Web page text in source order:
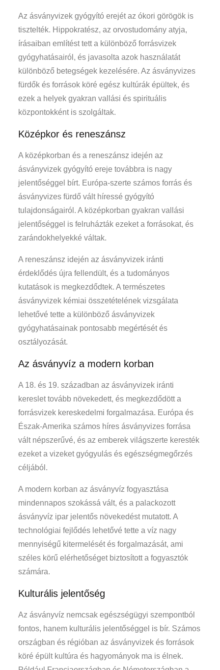
Az ásványvizek gyógyító erejét az ókori görögök is
tisztelték. Hippokratész, az orvostudomány atyja,
írásaiban említést tett a különböző forrásvizek
gyógyhatásairól, és javasolta azok használatát
különböző betegségek kezelésére. Az ásványvizes
fürdők és források köré egész kultúrák épültek, és
ezek a helyek gyakran vallási és spirituális
központokként is szolgáltak.
Középkor és reneszánsz
A középkorban és a reneszánsz idején az
ásványvizek gyógyító ereje továbbra is nagy
jelentőséggel bírt. Európa-szerte számos forrás és
ásványvizes fürdő vált híressé gyógyító
tulajdonságairól. A középkorban gyakran vallási
jelentőséggel is felruházták ezeket a forrásokat, és
zarándokhelyekké váltak.
A reneszánsz idején az ásványvizek iránti
érdeklődés újra fellendült, és a tudományos
kutatások is megkezdődtek. A természetes
ásványvizek kémiai összetételének vizsgálata
lehetővé tette a különböző ásványvizek
gyógyhatásainak pontosabb megértését és
osztályozását.
Az ásványvíz a modern korban
A 18. és 19. században az ásványvizek iránti
kereslet tovább növekedett, és megkezdődött a
forrásvizek kereskedelmi forgalmazása. Európa és
Észak-Amerika számos híres ásványvizes forrása
vált népszerűvé, és az emberek világszerte keresték
ezeket a vizeket gyógyulás és egészségmegőrzés
céljából.
A modern korban az ásványvíz fogyasztása
mindennapos szokássá vált, és a palackozott
ásványvíz ipar jelentős növekedést mutatott. A
technológiai fejlődés lehetővé tette a víz nagy
mennyiségű kitermelését és forgalmazását, ami
széles körű elérhetőséget biztosított a fogyasztók
számára.
Kulturális jelentőség
Az ásványvíz nemcsak egészségügyi szempontból
fontos, hanem kulturális jelentőséggel is bír. Számos
országban és régióban az ásványvizek és források
köré épült kultúra és hagyományok ma is élnek.